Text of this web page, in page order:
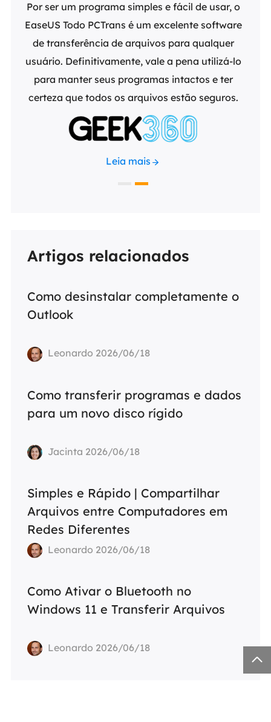
Por ser um programa simples e fácil de usar, o
EaseUS Todo PCTrans é um excelente software
de transferência de arquivos para qualquer
usuário. Definitivamente, vale a pena utilizá-lo
para manter seus programas intactos e ter
certeza que todos os arquivos estão seguros.
Leia mais
Artigos relacionados
Como desinstalar completamente o
Outlook
Leonardo 2026/06/18
Como transferir programas e dados
para um novo disco rígido
Jacinta 2026/06/18
Simples e Rápido | Compartilhar
Arquivos entre Computadores em
Redes Diferentes
Leonardo 2026/06/18
Como Ativar o Bluetooth no
Windows 11 e Transferir Arquivos
Leonardo 2026/06/18
